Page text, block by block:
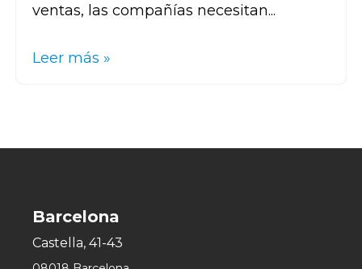
ventas, las compañías necesitan...
Leer más »
Barcelona
Castella, 41-43